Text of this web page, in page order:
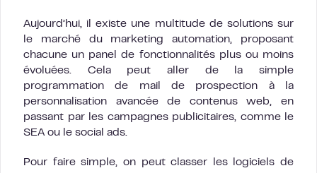
Aujourd’hui, il existe une multitude de solutions sur
le marché du marketing automation, proposant
chacune un panel de fonctionnalités plus ou moins
évoluées. Cela peut aller de la simple
programmation de mail de prospection à la
personnalisation avancée de contenus web, en
passant par les campagnes publicitaires, comme le
SEA ou le social ads.
Pour faire simple, on peut classer les logiciels de